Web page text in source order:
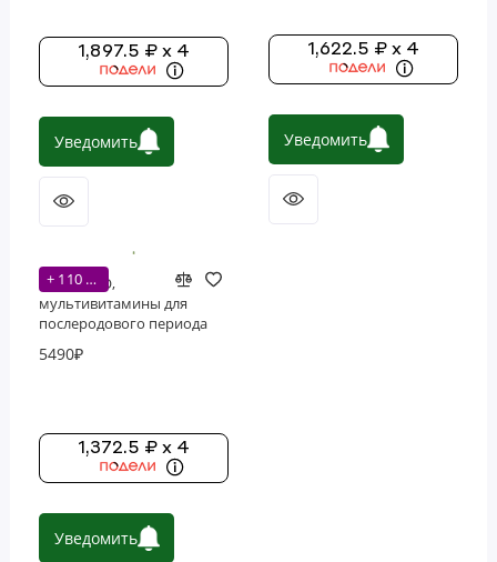
1,897.5 ₽ x 4
Уведомить
1,622.5 ₽ x 4
Уведомить
+ 110 бонусов
NATURELO,
мультивитамины для
послеродового периода
вегетарианских капсул (60
5490₽
1,372.5 ₽ x 4
Уведомить